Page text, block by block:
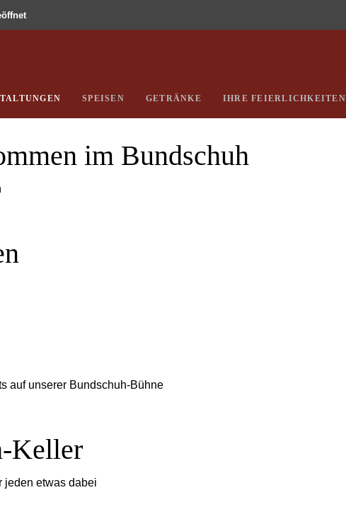
SPEISEN GETRÄNKE IHRE FEIERLICHKEITEN
im Bundschuh
auf unserer Bundschuh-Bühne
Keller
jeden etwas dabei